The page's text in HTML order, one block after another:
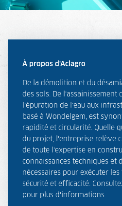
À propos d'Aclagro
De la démolition et du
des sols. De l’assainissement
l’épuration de l’eau aux
basé à Wondelgem, est
rapidité et circularité. Quelle
du projet, l’entreprise relève
de toute l’expertise en
connaissances techniques et
nécessaires pour exécuter
sécurité et efficacité.
pour plus d’informations.